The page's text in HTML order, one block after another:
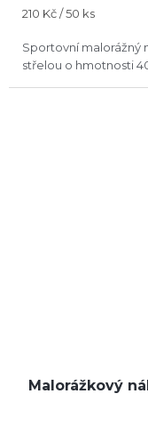
Měrná
210 Kč / 50 ks
Sportovní malorážný
střelou o hmotnosti
Malorážkový